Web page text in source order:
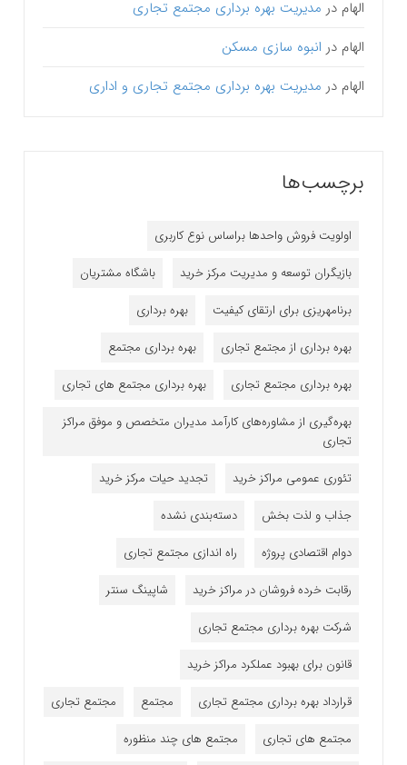
الهام در مدیریت بهره برداری مجتمع تجاری
الهام در انبوه سازی مسکن
الهام در مدیریت بهره برداری مجتمع تجاری و اداری
برچسب‌ها
اولویت فروش واحدها براساس نوع کاربری
بازیگران توسعه و مدیریت مرکز خرید
باشگاه مشتریان
برنامه‎ریزی برای ارتقای کیفیت
بهره برداری
بهره برداری از مجتمع تجاری
بهره برداری مجتمع
بهره برداری مجتمع تجاری
بهره برداری مجتمع های تجاری
بهره‌گیری از مشاوره‌های کارآمد مدیران متخصص و موفق مراکز
تجاری
تئوری عمومی مراکز خرید
تجدید حیات مرکز خرید
جذاب و لذت بخش
دسته‌بندی نشده
دوام اقتصادی پروژه
راه اندازی مجتمع تجاری
رقابت خرده فروشان در مراکز خرید
شاپینگ سنتر
شرکت بهره برداری مجتمع تجاری
قانون برای بهبود عملکرد مراکز خرید
قرارداد بهره برداری مجتمع تجاری
مجتمع
مجتمع تجاری
مجتمع های تجاری
مجتمع های چند منظوره